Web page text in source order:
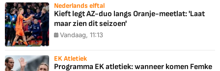
Nederlands elftal
Kieft legt AZ-duo langs Oranje-meetlat: 'Laat
maar zien dit seizoen'
Vandaag, 11:13
EK Atletiek
Programma EK atletiek: wanneer komen Femke